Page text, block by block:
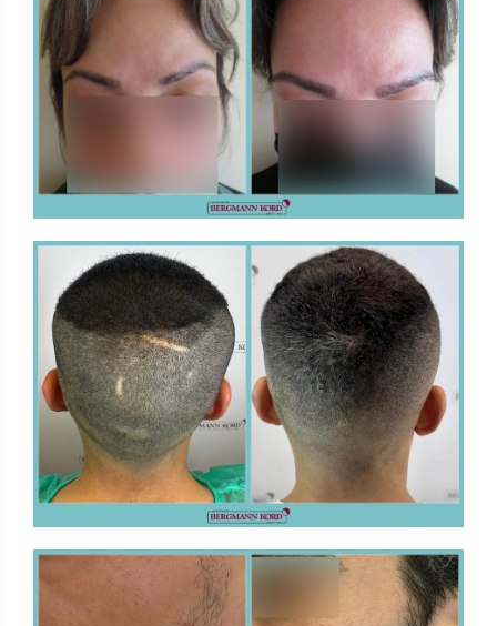
FUE - Ergebnisse - Fotogalerien - IMPLANTATE
IN ANDEREN KÖRPERTEILEN